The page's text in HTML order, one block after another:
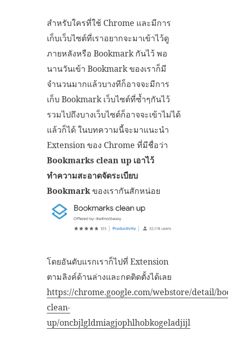
สำหรับใครที่ใช้ Chrome และมีการ
เก็บเว็บไซต์ที่เราอยากจะมาเข้าไว้ดู
ภายหลังหรือ Bookmark กันไว้ พอ
นานวันเข้า Bookmark ของเราก็มี
จำนวนมากแล้วบางทีก็อาจจะมีการ
เก็บ Bookmark เว็บไซต์ที่ซ้ำๆกันไว้
รวมไปถึงบางเว็บไซต์ก็อาจจะเข้าไม่ได้
แล้วก็ได้ ในบทความนี้จะมาแนะนำ
Extension ของ Chrome ที่มีชื่อว่า
Bookmarks clean up เอาไว้
ทำความสะอาดจัดระเบียบ
Bookmarkของเรากันสักหน่อย
โดยอันดับแรกเราก็ไปที่ Extension
ตามลิงค์ด้านล่างและกดติดตั้งได้เลย
https://chrome.google.com/webstore/detail/
clean-
up/oncbjlgldmiagjophlhobkogeladjijl